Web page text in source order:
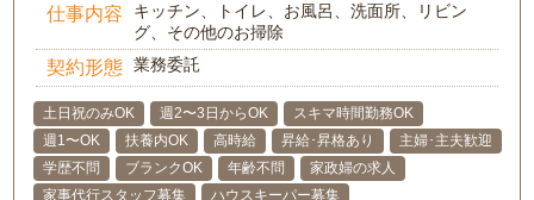
仕事内容
キッチン、トイレ、お風呂、洗面所、リビン
グ、その他のお掃除
契約形態 業務委託
土日祝のみOK 週2〜3日からOK
スキマ時間勤務OK
週1〜OK
扶養内OK 高時給 昇給･昇格あり
主婦･主夫歓迎
学歴不問
ブランクOK 年齢不問
家政婦の求人
家事代行スタッフ募集
ハウスキーパー募集